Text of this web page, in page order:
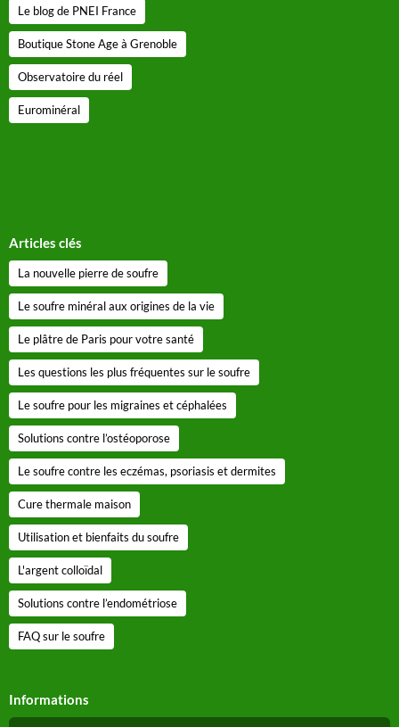
Le blog de PNEI France
Boutique Stone Age à Grenoble
Observatoire du réel
Eurominéral
Articles clés
La nouvelle pierre de soufre
Le soufre minéral aux origines de la vie
Le plâtre de Paris pour votre santé
Les questions les plus fréquentes sur le soufre
Le soufre pour les migraines et céphalées
Solutions contre l’ostéoporose
Le soufre contre les eczémas, psoriasis et dermites
Cure thermale maison
Utilisation et bienfaits du soufre
L'argent colloïdal
Solutions contre l’endométriose
FAQ sur le soufre
Informations